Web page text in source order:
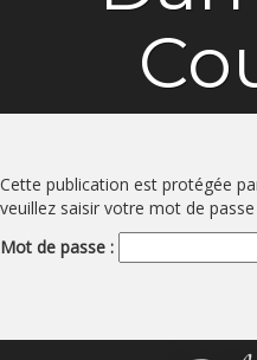
Cette publication est protégée
veuillez saisir votre mot de
Mot de passe :